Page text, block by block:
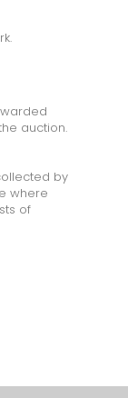
auction.
by
where
of